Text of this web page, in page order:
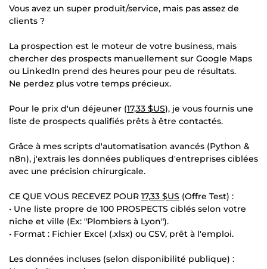
Vous avez un super produit/service, mais pas assez de
clients ?
La prospection est le moteur de votre business, mais
chercher des prospects manuellement sur Google Maps
ou LinkedIn prend des heures pour peu de résultats.
Ne perdez plus votre temps précieux.
Pour le prix d'un déjeuner (17,33 $US), je vous fournis une
liste de prospects qualifiés prêts à être contactés.
Grâce à mes scripts d'automatisation avancés (Python &
n8n), j'extrais les données publiques d'entreprises ciblées
avec une précision chirurgicale.
CE QUE VOUS RECEVEZ POUR 17,33 $US (Offre Test) :
• Une liste propre de 100 PROSPECTS ciblés selon votre
niche et ville (Ex: "Plombiers à Lyon").
• Format : Fichier Excel (.xlsx) ou CSV, prêt à l'emploi.
Les données incluses (selon disponibilité publique) :